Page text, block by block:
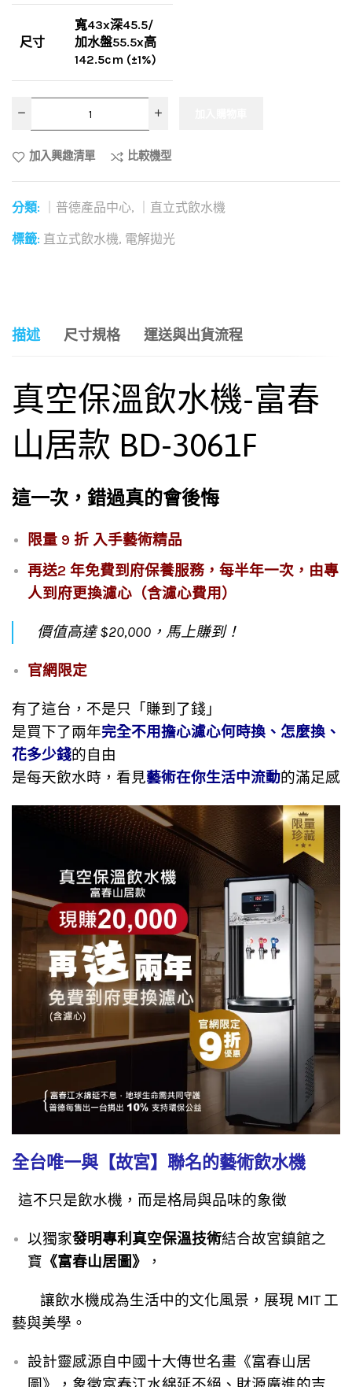
尺寸
寬43x深45.5/
加水盤55.5x高
142.5cm (±1%)
加入興趣清單 比較機型
分類: ｜普德產品中心, ｜直立式飲水機
標籤: 直立式飲水機, 電解拋光
描述 尺寸規格 運送與出貨流程
真空保溫飲水機-富春
山居款 BD-3061F
這一次，錯過真的會後悔
限量 9 折 入手藝術精品
再送2 年免費到府保養服務，每半年一次，由專
人到府更換濾心（含濾心費用）
價值高達 $20,000，馬上賺到！
官網限定
有了這台，不是只「賺到了錢」
是買下了兩年完全不用擔心濾心何時換、怎麼換、
花多少錢的自由
是每天飲水時，看見藝術在你生活中流動的滿足感
全台唯一與【故宮】聯名的藝術飲水機
這不只是飲水機，而是格局與品味的象徵
以獨家發明專利真空保溫技術結合故宮鎮館之
寶 《富春山居圖》 ，
讓飲水機成為生活中的文化風景，展現 MIT 工
藝與美學。
設計靈感源自中國十大傳世名畫 《富春山居